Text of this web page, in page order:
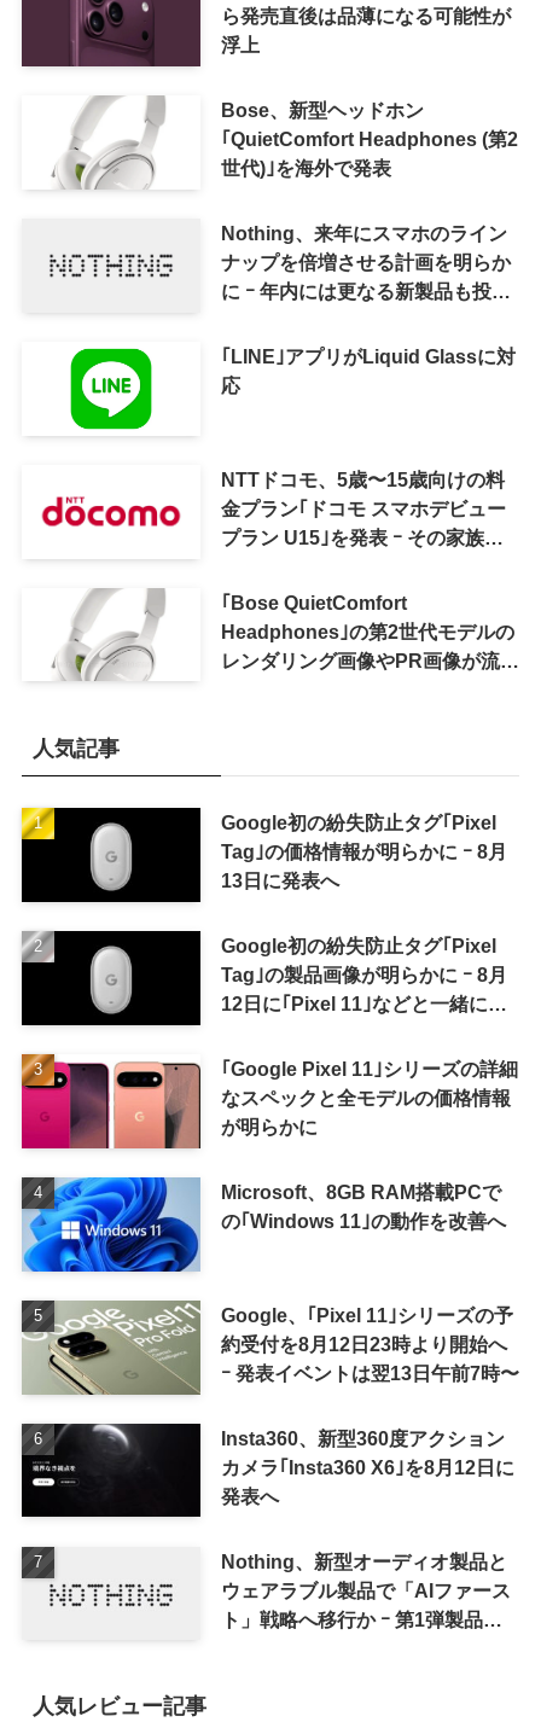
ら発売直後は品薄になる可能性が
浮上
Bose、新型ヘッドホン
｢QuietComfort Headphones (第2
世代)｣を海外で発表
Nothing、来年にスマホのライン
ナップを倍増させる計画を明らか
に ｰ 年内には更なる新製品も投入
｢LINE｣アプリがLiquid Glassに対
応
NTTドコモ、5歳〜15歳向けの料
金プラン｢ドコモ スマホデビュー
プラン U15｣を発表 ｰ その家族が
｢Bose QuietComfort
Headphones｣の第2世代モデルの
レンダリング画像やPR画像が流出
人気記事
Google初の紛失防止タグ｢Pixel
Tag｣の価格情報が明らかに ｰ 8月
13日に発表へ
Google初の紛失防止タグ｢Pixel
Tag｣の製品画像が明らかに ｰ 8月
12日に｢Pixel 11｣などと一緒に発
｢Google Pixel 11｣シリーズの詳細
なスペックと全モデルの価格情報
が明らかに
Microsoft、8GB RAM搭載PCで
の｢Windows 11｣の動作を改善へ
Google、｢Pixel 11｣シリーズの予
約受付を8月12日23時より開始へ
ｰ 発表イベントは翌13日午前7時〜
Insta360、新型360度アクション
カメラ｢Insta360 X6｣を8月12日に
発表へ
Nothing、新型オーディオ製品と
ウェアラブル製品で「AIファース
ト」戦略へ移行か ｰ 第1弾製品は
人気レビュー記事